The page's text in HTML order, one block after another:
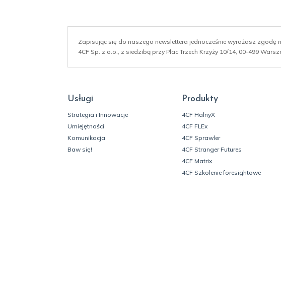
Zapisując się do naszego newslettera jednocześnie wyrażasz
4CF Sp. z o.o., z siedzibą przy Plac Trzech Krzyży 10/14, 00-499
Usługi
Strategia i Innowacje
Umiejętności
Komunikacja
Baw się!
Produkty
4CF HalnyX
4CF FLEx
4CF Sprawler
4CF Stranger Futures
4CF Matrix
4CF Szkolenie foresightowe